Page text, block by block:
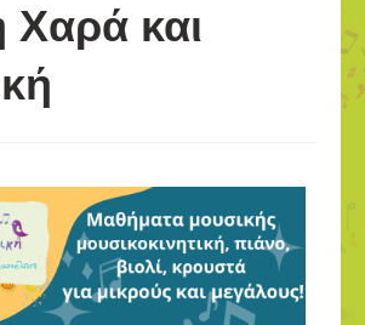
Χαρά και